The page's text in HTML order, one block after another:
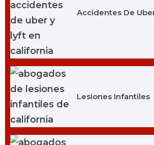
Accidentes De
Lesiones Infantiles